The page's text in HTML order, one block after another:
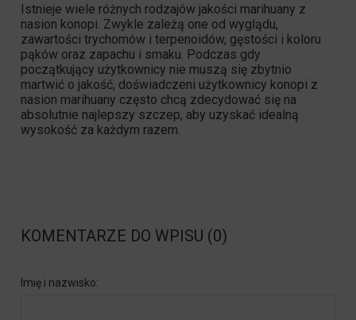
Istnieje wiele różnych rodzajów jakości marihuany z
nasion konopi. Zwykle zależą one od wyglądu,
zawartości trychomów i terpenoidów, gęstości i koloru
pąków oraz zapachu i smaku. Podczas gdy
początkujący użytkownicy nie muszą się zbytnio
martwić o jakość, doświadczeni użytkownicy konopi z
nasion marihuany często chcą zdecydować się na
absolutnie najlepszy szczep, aby uzyskać idealną
wysokość za każdym razem.
KOMENTARZE DO WPISU (0)
Imię i nazwisko: